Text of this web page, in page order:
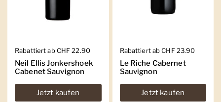
Regulärer Preis
Rabattiert ab CHF 22.90
Neil Ellis Jonkershoek
Cabenet Sauvignon
Jetzt kaufen
Regulärer Preis
Rabattiert ab CHF 23.90
Le Riche Cabernet
Sauvignon
Jetzt kaufen